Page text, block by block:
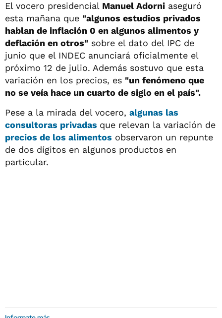
El vocero presidencial Manuel Adorni aseguró
esta mañana que "algunos estudios privados
hablan de inflación 0 en algunos alimentos y
deflación en otros" sobre el dato del IPC de
junio que el INDEC anunciará oficialmente el
próximo 12 de julio. Además sostuvo que esta
variación en los precios, es "un fenómeno que
no se veía hace un cuarto de siglo en el país".
Pese a la mirada del vocero, algunas las
consultoras privadas que relevan la variación de
precios de los alimentos observaron un repunte
de dos dígitos en algunos productos en
particular.